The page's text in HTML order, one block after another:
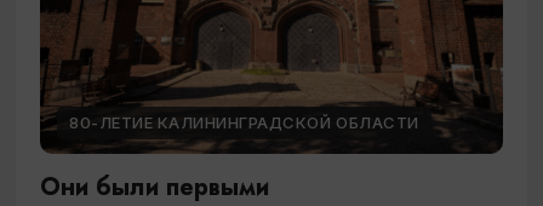
80-ЛЕТИЕ КАЛИНИНГРАДСКОЙ ОБЛАСТИ
Они были первыми